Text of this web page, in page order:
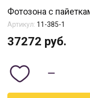
Фотозона с
Артикул: 11-385-1
37272 руб.